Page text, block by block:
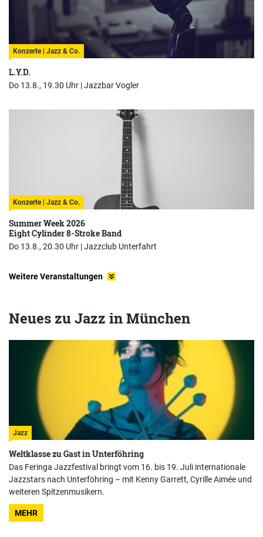
Konzerte | Jazz & Co.
L.Y.D.
Do 13.8., 19.30 Uhr |Jazzbar Vogler
Konzerte | Jazz & Co.
Summer Week 2026
Eight Cylinder 8-Stroke Band
Do 13.8., 20.30 Uhr |Jazzclub Unterfahrt
Weitere Veranstaltungen
Neues zu Jazz in München
Jazz
Weltklasse zu Gast in Unterföhring
Das Feringa Jazzfestival bringt vom 16. bis 19. Juli internationale
Jazzstars nach Unterföhring – mit Kenny Garrett, Cyrille Aimée und
weiteren Spitzenmusikern.
MEHR